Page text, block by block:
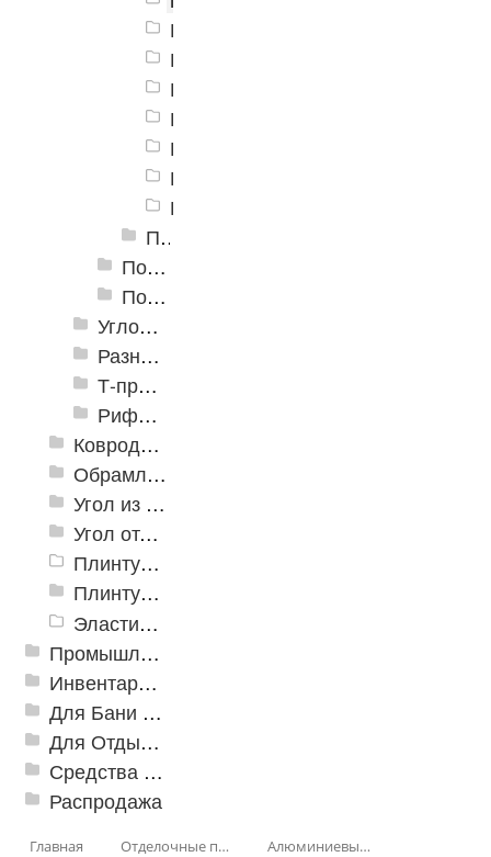
Порог алюминиевый B-2 37х4,4
Порог алюминиевый B-2 37х4,4
Порог алюминиевый B-2 37х4,4
Порог алюминиевый B-2 37х4,4
Порог алюминиевый B-2 37х4,4
Порог алюминиевый B-2 37х4,4
Порог алюминиевый B-2 37х4,4
Пороги алюминиевые B-2 37х4,4 мм Крашенные
Пороги алюминиевые B-4 41х6-13 мм (скрытый крепеж)
Пороги алюминиевые B-5 80х4,6 мм (скрытый крепеж)
Угловые алюминиевые пороги
Разноуровневые алюминиевые профили
Т-профиль
Рифленые алюминиевые листы и углы квинтет
Ковродержатели
Обрамление
Угол из ПВХ
Угол отделочный арочный
Плинтус для столешниц
Плинтусы «KronPlast»
Эластичный напольно-стыковочный профиль Cezar
Промышленный текстиль
Инвентарь для клининга
Для Бани и Сауны
Для Отдыха и Пикника
Средства от насекомых и садовых вредителей
Распродажа
Главная Отделочные профили
Алюминиевые пороги